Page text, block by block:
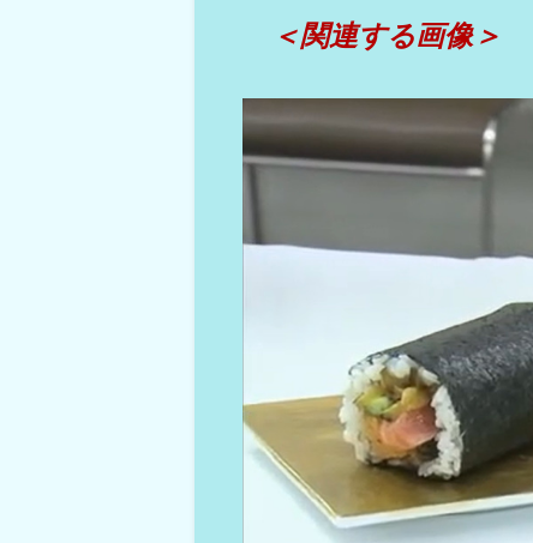
＜関連する画像＞